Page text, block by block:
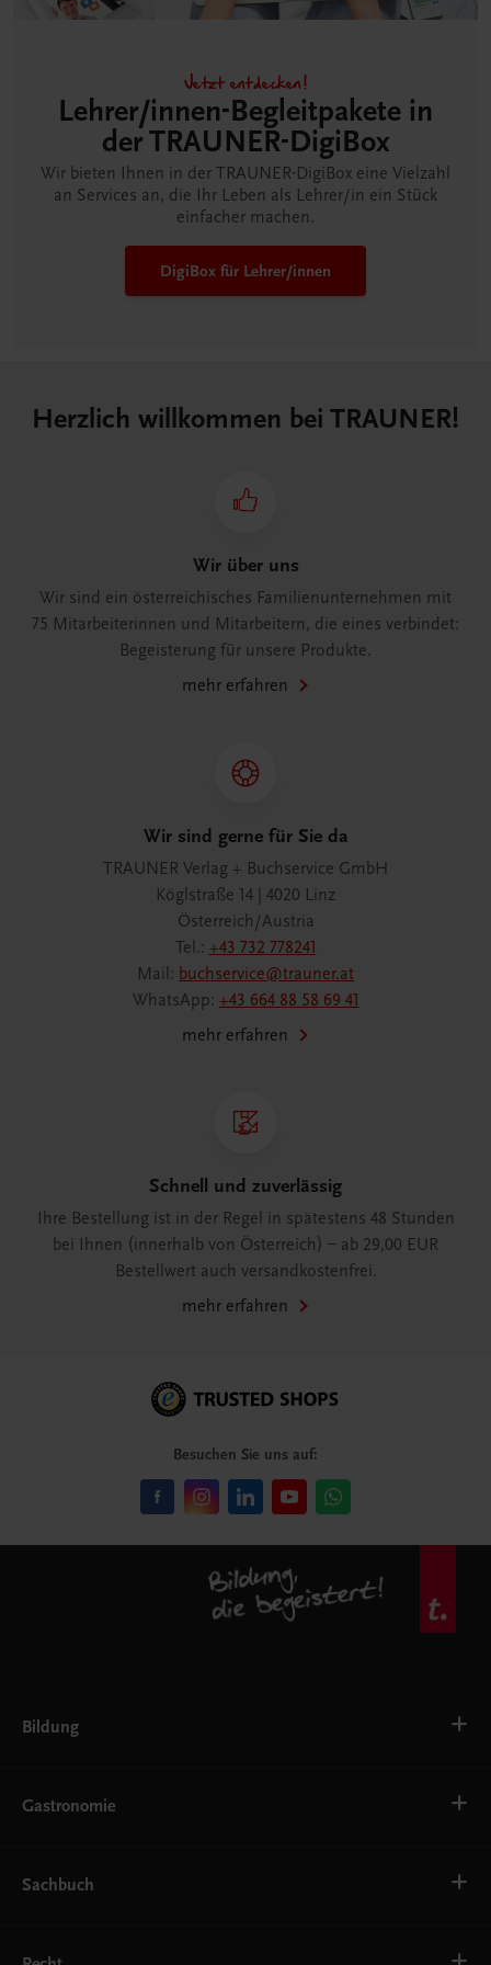
Jetzt entdecken!
Lehrer/innen-Begleitpakete in
der TRAUNER-DigiBox
Wir bieten Ihnen in der TRAUNER-DigiBox eine Vielzahl
an Services an, die Ihr Leben als Lehrer/in ein Stück
einfacher machen.
DigiBox für Lehrer/innen
Herzlich willkommen bei TRAUNER!
Wir über uns
Wir sind ein österreichisches Familienunternehmen mit
75 Mitarbeiterinnen und Mitarbeitern, die eines verbindet:
Begeisterung für unsere Produkte.
mehr erfahren
Wir sind gerne für Sie da
TRAUNER Verlag + Buchservice GmbH
Köglstraße 14 | 4020 Linz
Österreich/Austria
Tel.: +43 732 778241
Mail: buchservice@trauner.at
WhatsApp: +43 664 88 58 69 41
mehr erfahren
Schnell und zuverlässig
Ihre Bestellung ist in der Regel in spätestens 48 Stunden
bei Ihnen (innerhalb von Österreich) – ab 29,00 EUR
Bestellwert auch versandkostenfrei.
mehr erfahren
Besuchen Sie uns auf:
Bildung
AHS
EWF/ZWF
FW
Gastronomie
Getränke
Service
Sachbuch